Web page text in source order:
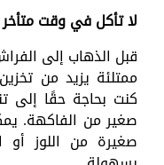
لا تأكل في وقت
قبل الذهاب إلى
ممتلئة يزيد من
كنت بحاجة حقًا إلى
صغير من الفاكهة.
صغيرة من اللوز أو